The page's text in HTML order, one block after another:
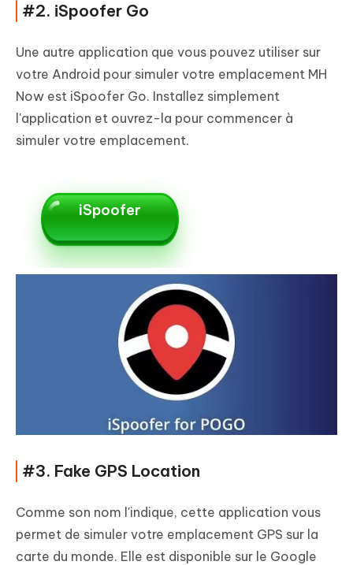
#2. iSpoofer Go
Une autre application que vous pouvez utiliser sur
votre Android pour simuler votre emplacement MH
Now est iSpoofer Go. Installez simplement
l'application et ouvrez-la pour commencer à
simuler votre emplacement.
iSpoofer
#3. Fake GPS Location
Comme son nom l'indique, cette application vous
permet de simuler votre emplacement GPS sur la
carte du monde. Elle est disponible sur le Google